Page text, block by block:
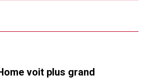
voit plus grand